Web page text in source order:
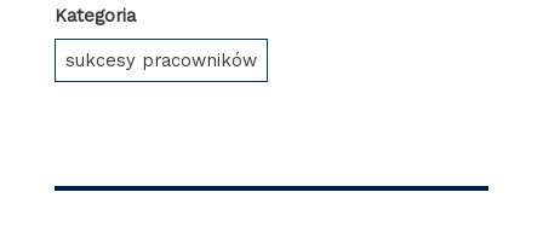
Kategoria
sukcesy pracowników